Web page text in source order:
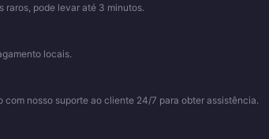
raros, pode levar até 3 minutos.
locais.
nosso suporte ao cliente 24/7 para obter assistência.